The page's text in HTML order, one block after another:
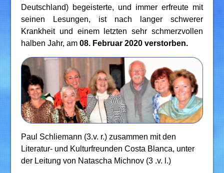
Deutschland) begeisterte, und immer erfreute mit
seinen Lesungen, ist nach langer schwerer
Krankheit und einem letzten sehr schmerzvollen
halben Jahr, am 08. Februar 2020 verstorben.
Paul Schliemann (3.v. r.) zusammen mit den
Literatur- und Kulturfreunden Costa Blanca, unter
der Leitung von Natascha Michnov (3 .v. l.)